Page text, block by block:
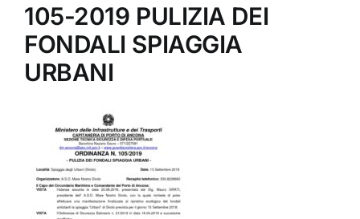
105-2019 PULIZIA DEI
FONDALI SPIAGGIA
URBANI